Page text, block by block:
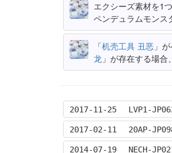
エクシーズ素材を1
ペンデュラムモンス
「机壳工具 丑恶 」
龙 」が存在する場
2017-11-25 LVP1-
2017-02-11 20AP-
2014-07-19 NECH-